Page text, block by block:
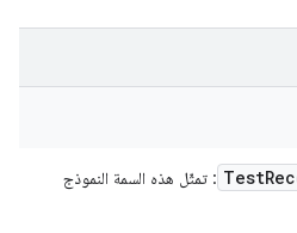
Test : تمثّل هذه السمة النموذج